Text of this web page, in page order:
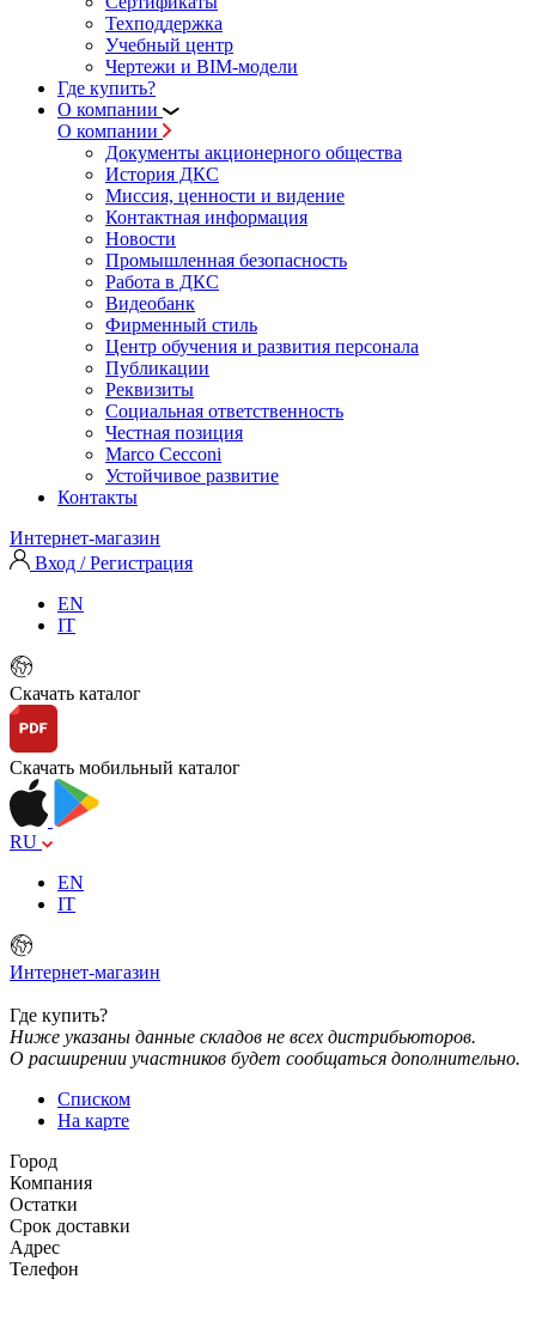
Техподдержка
Учебный центр
Чертежи и BIM-модели
Где купить?
О компании
О компании
Документы акционерного общества
История ДКС
Миссия, ценности и видение
Контактная информация
Новости
Промышленная безопасность
Работа в ДКС
Видеобанк
Фирменный стиль
Центр обучения и развития персонала
Публикации
Реквизиты
Социальная ответственность
Честная позиция
Marco Cecconi
Устойчивое развитие
Контакты
Интернет-магазин
Вход / Регистрация
EN
IT
Скачать каталог
Скачать мобильный каталог
RU
EN
IT
Интернет-магазин
Где купить?
Ниже указаны данные складов не всех дистрибьюторов.
О расширении участников будет сообщаться дополнительно.
Списком
На карте
Город
Компания
Остатки
Срок доставки
Адрес
Телефон